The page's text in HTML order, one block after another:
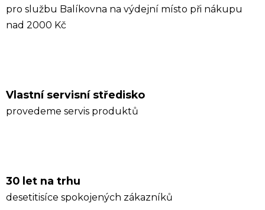
pro službu Balíkovna na výdejní místo při nákupu
nad 2000 Kč
Vlastní servisní středisko
provedeme servis produktů
30 let na trhu
desetitisíce spokojených zákazníků